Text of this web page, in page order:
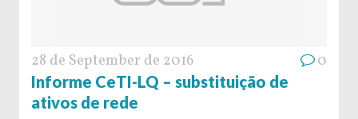
28 de September de 2016 0
Informe CeTI-LQ – substituição de
ativos de rede